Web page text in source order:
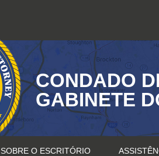
CONDADO
GABINETE
SOBRE O ESCRITÓRIO